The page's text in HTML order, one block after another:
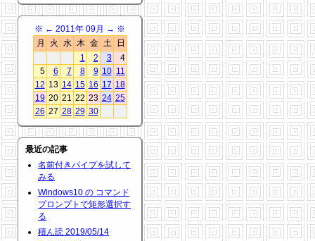
※ ← 2011年 09月 → ※
月
火 水 木 金 土
日
1
2 3
4
5
6 7 8 9 10 11
12 13 14 15 16 17 18
19 20 21 22 23 24 25
26 27 28 29 30
最近の記事
名前付きパイプを試して
みる
Windows10 の コマンド
プロンプトで矩形選択す
る
積ん読 2019/05/14